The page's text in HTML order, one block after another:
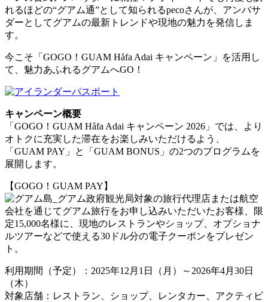
れるほどの“グアム通”として知られるpecoさんが、アンバサ
ダーとしてグアムの最新トレンドや現地の魅力を発信しま
す。
今こそ「GOGO！GUAM Håfa Adai キャンペーン」を活用し
て、魅力あふれるグアムへGO！
キャンペーン概要
「GOGO！GUAM Håfa Adai キャンペーン 2026」では、より
オトクに充実した滞在をお楽しみいただけるよう、
「GUAM PAY」と「GUAM BONUS」の2つのプログラムを
展開します。
【GOGO！GUAM PAY】
対象の旅行代理店または航空
会社を通じてグアム旅行をお申し込みいただいたお客様、限
定15,000名様に、現地のレストランやショップ、オプショナ
ルツアーなどで使える30ドル分の電子クーポンをプレゼン
ト。
利用期間（予定）：2025年12月1日（月）～2026年4月30日
（木）
対象店舗：レストラン、ショップ、レンタカー、アクティビ